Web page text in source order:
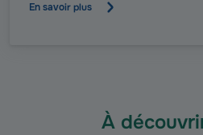
En savoir plus
À